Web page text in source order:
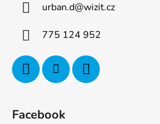
urban.d@wizit.cz
775 124 952
Facebook